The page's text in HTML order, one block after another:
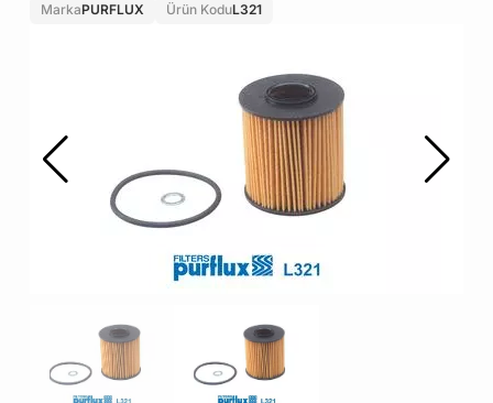
MarkaPURFLUX Ürün KoduL321